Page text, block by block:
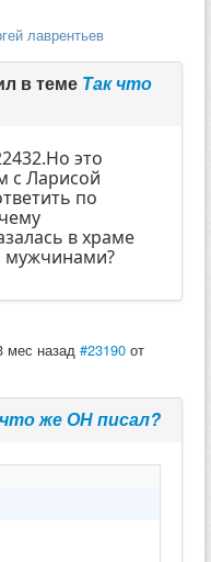
лаврентьев
в теме Так что
это
с Ларисой
по
в храме
мужчинами?
мес назад #23190 от
же ОН писал?